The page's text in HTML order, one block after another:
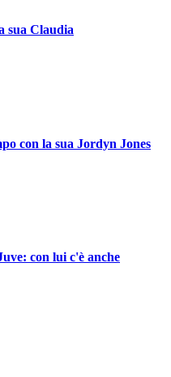
sua Claudia
con la sua Jordyn Jones
con lui c'è anche